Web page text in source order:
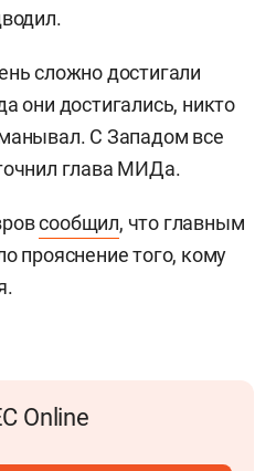
сложно достигали
они достигались, никто
С Западом все
глава МИДа.
сообщил, что главным
прояснение того, кому
Online